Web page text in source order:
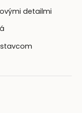
detailmi